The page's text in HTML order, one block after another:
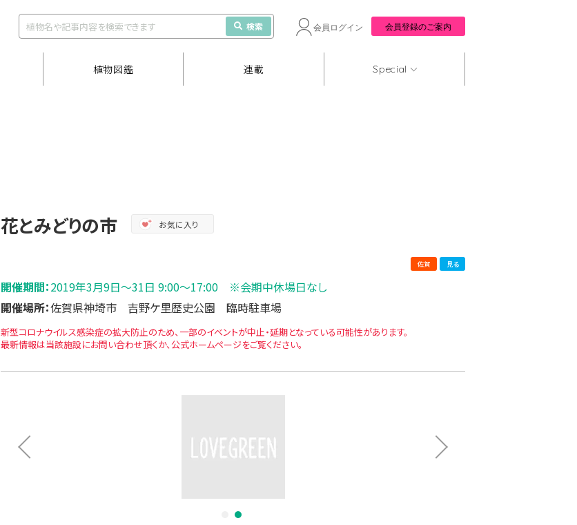
検索 会員ログイン 会員登録のご案内
植物図鑑 連載 Special
花とみどりの市 お気に入り
佐賀 見る
開催期間：2019年3月9日～31日 9:00～17:00 ※会期中休場日なし
開催場所：佐賀県神埼市 吉野ケ里歴史公園 臨時駐車場
新型コロナウイルス感染症の拡大防止のため、一部のイベントが中止・延期となっている可能性があります。
最新情報は当該施設にお問い合わせ頂くか、公式ホームページをご覧ください。
2